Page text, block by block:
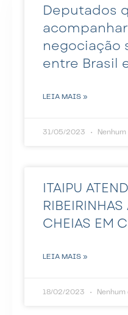
Deputados
negociação
entre Brasil
LEIA MAIS »
31/05/2023
ITAIPU
RIBEIRINHAS
CHEIAS EM
LEIA MAIS »
18/02/2023